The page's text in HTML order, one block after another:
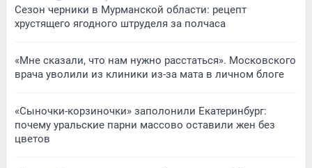
Сезон черники в Мурманской области: рецепт
хрустящего ягодного штруделя за полчаса
«Мне сказали, что нам нужно расстаться». Московского
врача уволили из клиники из-за мата в личном блоге
«Сыночки-корзиночки» заполонили Екатеринбург:
почему уральские парни массово оставили жен без
цветов